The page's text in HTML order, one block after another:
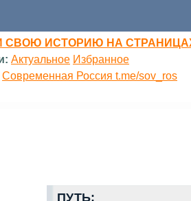
СВОЮ ИСТОРИЮ НА
Актуальное Избранное
Современная Россия t.me/sov_ros
ПУТЬ: